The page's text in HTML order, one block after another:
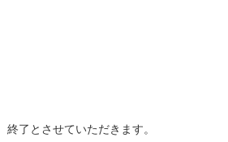
終了とさせていただきます。